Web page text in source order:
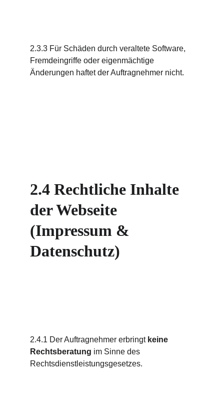
2.3.3 Für Schäden durch veraltete Software,
Fremdeingriffe oder eigenmächtige
Änderungen haftet der Auftragnehmer nicht.
2.4 Rechtliche Inhalte
der Webseite
(Impressum &
Datenschutz)
2.4.1 Der Auftragnehmer erbringt keine
Rechtsberatung im Sinne des
Rechtsdienstleistungsgesetzes.